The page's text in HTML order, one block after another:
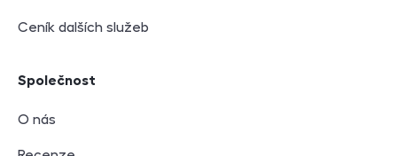
Ceník dalších služeb
Společnost
O nás